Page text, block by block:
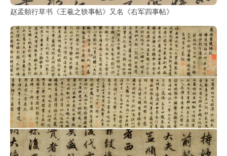
赵孟頫行草书《王羲之轶事帖》又名《右军四事帖》